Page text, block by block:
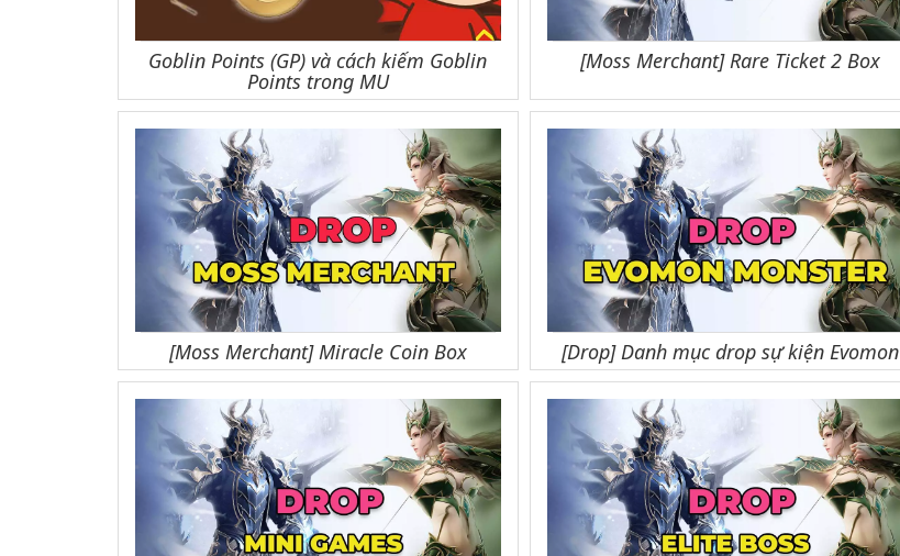
Goblin Points (GP) và cách kiếm Goblin
Points trong MU
[Moss Merchant] Rare Ticket 2 Box
[Moss Merchant] Miracle Coin Box [Drop] Danh mục drop sự kiện Evomon